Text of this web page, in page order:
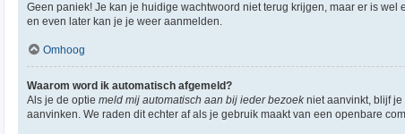
Geen paniek! Je kan je huidige wachtwoord niet terug krijgen, maar er is
en even later kan je je weer aanmelden.
Omhoog
Waarom word ik automatisch afgemeld?
Als je de optiemeld mij automatisch aan bij ieder bezoekniet aanvinkt, blijf je
aanvinken. We raden dit echter af als je gebruik maakt van een openbare